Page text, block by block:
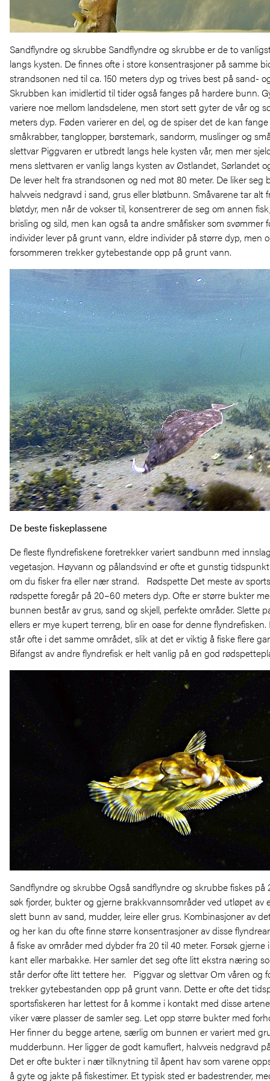
Sandflyndre og skrubbe Sandflyndre og skrubbe er de to
langs kysten. De finnes ofte i store konsentrasjoner på samme
strandsonen ned til ca. 150 meters dyp og trives best på sand-
Skrubben kan imidlertid til tider også fanges på hardere bunn.
variere noe mellom landsdelene, men stort sett gyter de vår og
meters dyp. Føden varierer en del, og de spiser det de kan fange
småkrabber, tanglopper, børstemark, sandorm, muslinger og
slettvar Piggvaren er utbredt langs hele kysten vår, men mer
mens slettvaren er vanlig langs kysten av Østlandet, Sørlandet
De lever helt fra strandsonen og ned mot 80 meter. De liker seg
halvveis nedgravd i sand, grus eller bløtbunn. Småvarene tar alt
bløtdyr, men når de vokser til, konsentrerer de seg om annen
brisling og sild, men kan også ta andre småfisker som svømmer
individer lever på grunt vann, eldre individer på større dyp, men
forsommeren trekker gytebestande opp på grunt vann.
De beste fiskeplassene
De fleste flyndrefiskene foretrekker variert sandbunn med
vegetasjon. Høyvann og pålandsvind er ofte et gunstig
om du fisker fra eller nær strand. Rødspette Det meste av
rødspette foregår på 20–60 meters dyp. Ofte er større bukter
bunnen består av grus, sand og skjell, perfekte områder. Slette
ellers er mye kupert terreng, blir en oase for denne
står ofte i det samme området, slik at det er viktig å fiske flere
Bifangst av andre flyndrefisk er helt vanlig på en god
Sandflyndre og skrubbe Også sandflyndre og skrubbe fiskes på
søk fjorder, bukter og gjerne brakkvannsområder ved utløpet av
slett bunn av sand, mudder, leire eller grus. Kombinasjoner av
og her kan du ofte finne større konsentrasjoner av disse
å fiske av områder med dybder fra 20 til 40 meter. Forsøk
kant eller marbakke. Her samler det seg ofte litt ekstra næring
står derfor ofte litt tettere her. Piggvar og slettvar Om våren og
trekker gytebestanden opp på grunt vann. Dette er ofte det
sportsfiskeren har lettest for å komme i kontakt med disse
viker være plasser de samler seg. Let opp større bukter med
Her finner du begge artene, særlig om bunnen er variert med
mudderbunn. Her ligger de godt kamuflert, halvveis nedgravd
Det er ofte bukter i nær tilknytning til åpent hav som varene
å gyte og jakte på fiskestimer. Et typisk sted er badestrender,